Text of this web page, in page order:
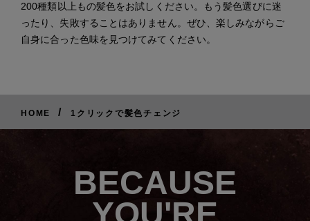
200種類以上もの髪色をお試しください。もう髪色選びに迷
ったり、失敗することはありません。ぜひ、楽しみながらご
自身に合った色味を見つけてみてください。
HOME / 1クリックで髪色チェンジ
BECAUSE